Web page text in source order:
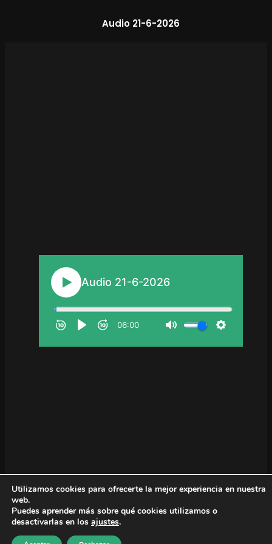
Audio 21-6-2026
Utilizamos cookies para ofrecerte la mejor experiencia en nuestra
web.
Puedes aprender más sobre qué cookies utilizamos o
desactivarlas en los ajustes.